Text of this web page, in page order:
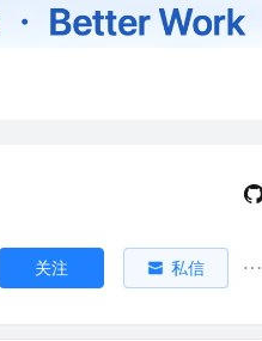
关注 私信